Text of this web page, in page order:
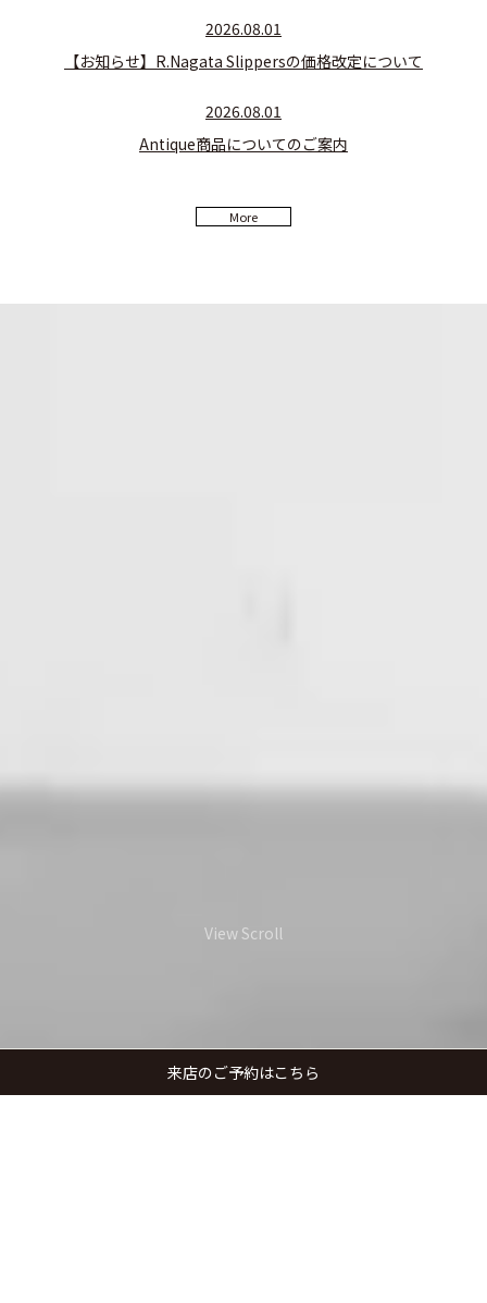
2026.08.01
【お知らせ】R.Nagata Slippersの価格改定について
2026.08.01
Antique商品についてのご案内
More
来店のご予約はこちら